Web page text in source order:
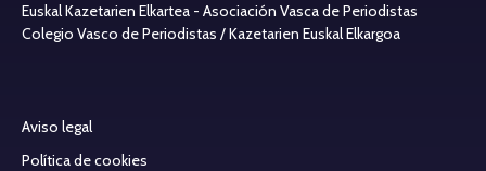
Euskal Kazetarien Elkartea - Asociación Vasca de Periodistas
Colegio Vasco de Periodistas / Kazetarien Euskal Elkargoa
Aviso legal
Política de cookies